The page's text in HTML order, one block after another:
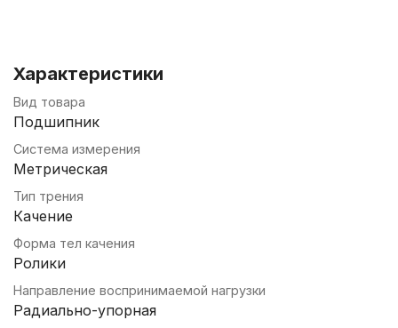
Характеристики
Вид товара
Подшипник
Система измерения
Метрическая
Тип трения
Качение
Форма тел качения
Ролики
Направление воспринимаемой нагрузки
Радиально-упорная